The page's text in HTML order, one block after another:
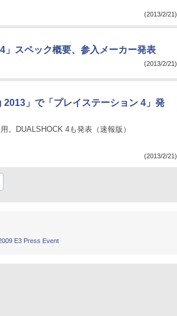
(2013/2/21)
」スペック概要、参入メーカー発表
(2013/2/21)
2013」で「プレイステーション 4」発
。DUALSHOCK 4も発表（速報版）
(2013/2/21)
E3 Press Event